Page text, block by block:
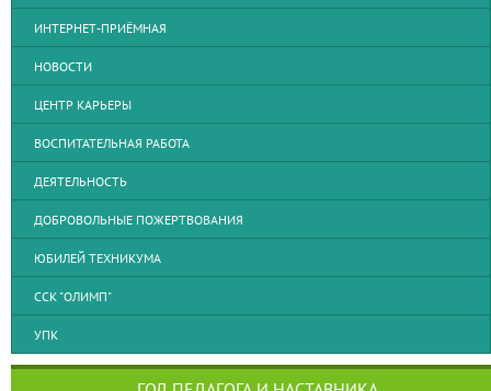
ИНТЕРНЕТ-ПРИЁМНАЯ
НОВОСТИ
ЦЕНТР КАРЬЕРЫ
ВОСПИТАТЕЛЬНАЯ РАБОТА
ДЕЯТЕЛЬНОСТЬ
ДОБРОВОЛЬНЫЕ ПОЖЕРТВОВАНИЯ
ЮБИЛЕЙ ТЕХНИКУМА
ССК "ОЛИМП"
УПК